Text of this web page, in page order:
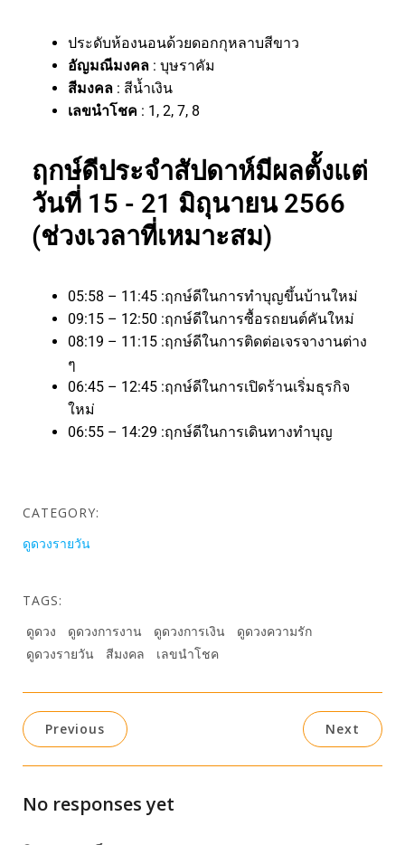
ประดับห้องนอนด้วยดอกกุหลาบสีขาว
อัญมณีมงคล : บุษราคัม
สีมงคล : สีน้ำเงิน
เลขนำโชค : 1, 2, 7, 8
ฤกษ์ดีประจำสัปดาห์มีผลตั้งแต่
วันที่ 15 - 21 มิถุนายน 2566
(ช่วงเวลาที่เหมาะสม)
05:58 – 11:45 :ฤกษ์ดีในการทำบุญขึ้นบ้านใหม่
09:15 – 12:50 :ฤกษ์ดีในการซื้อรถยนต์คันใหม่
08:19 – 11:15 :ฤกษ์ดีในการติดต่อเจรจางานต่าง
ๆ
06:45 – 12:45 :ฤกษ์ดีในการเปิดร้านเริ่มธุรกิจ
ใหม่
06:55 – 14:29 :ฤกษ์ดีในการเดินทางทำบุญ
CATEGORY:
ดูดวงรายวัน
TAGS:
ดูดวง
ดูดวงการงาน ดูดวงการเงิน
ดูดวงความรัก
ดูดวงรายวัน
สีมงคล เลขนำโชค
Previous Next
No responses yet